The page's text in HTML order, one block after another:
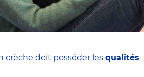
crèche doit posséder les qualités